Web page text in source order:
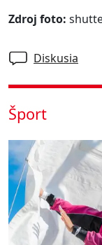
Zdroj foto:
Diskusia
Šport